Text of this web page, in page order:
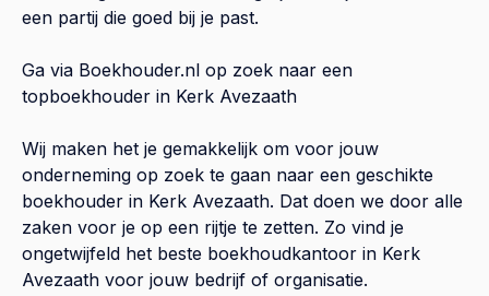
een partij die goed bij je past.
Ga via Boekhouder.nl op zoek naar een
topboekhouder in Kerk Avezaath
Wij maken het je gemakkelijk om voor jouw
onderneming op zoek te gaan naar een geschikte
boekhouder in Kerk Avezaath. Dat doen we door alle
zaken voor je op een rijtje te zetten. Zo vind je
ongetwijfeld het beste boekhoudkantoor in Kerk
Avezaath voor jouw bedrijf of organisatie.